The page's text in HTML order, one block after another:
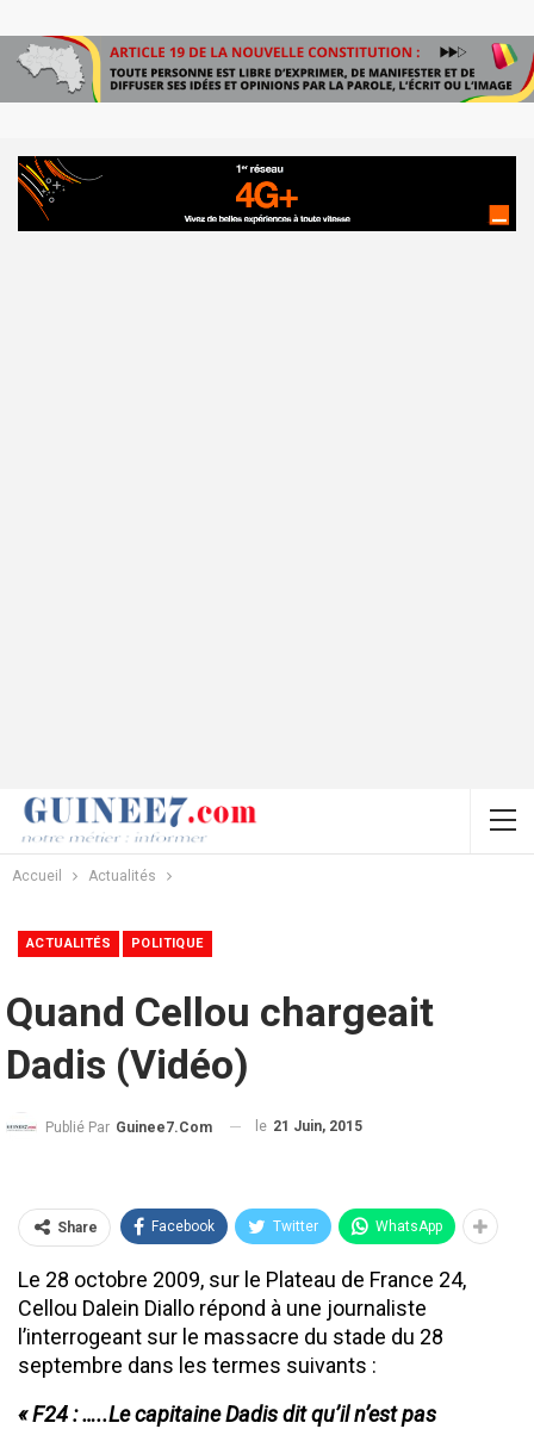
Accueil Actualités
ACTUALITÉS POLITIQUE
Quand Cellou chargeait
Dadis (Vidéo)
Publié Par Guinee7.com le 21 Juin, 2015
Share Facebook Twitter WhatsApp
Le 28 octobre 2009, sur le Plateau de France 24,
Cellou Dalein Diallo répond à une journaliste
l’interrogeant sur le massacre du stade du 28
septembre dans les termes suivants :
« F24 : …..Le capitaine Dadis dit qu’il n’est pas